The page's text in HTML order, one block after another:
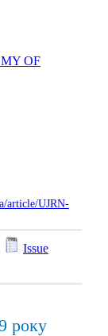
OF
article/UJRN-
Issue
року